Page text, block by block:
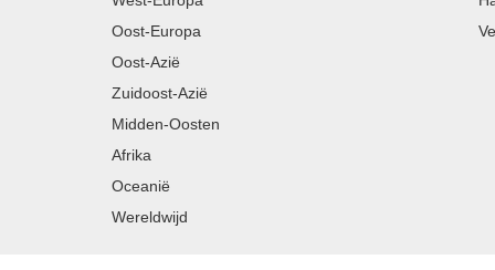
Oost-Europa
Oost-Azië
Zuidoost-Azië
Midden-Oosten
Afrika
Oceanië
Wereldwijd